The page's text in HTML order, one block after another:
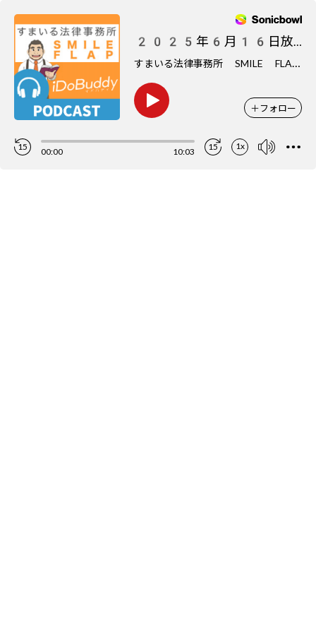
2025年6月16日放送分
す
まいる法律事務所 SMILE FLAP**
＋フォロー
15 00:00 10:03 15 1x